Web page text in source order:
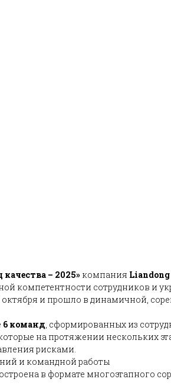
– 2025» компания
компетентности сотрудников и
и прошло в динамичной,
6 команд, сформированных из
на протяжении нескольких
рисками.
и командной работы
в формате многоэтапного